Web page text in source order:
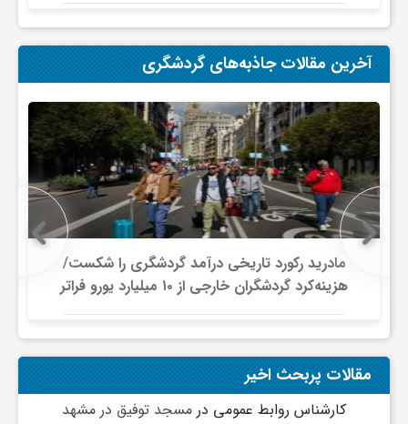
ص
ش
آخرین مقالات جاذبه‌های گردشگری
مادرید رکورد تاریخی درآمد گردشگری را شکست/
هزینه‌کرد گردشگران خارجی از ۱۰ میلیارد یورو فراتر
رفت
مقالات پربحث اخیر
کارشناس روابط عمومی در مسجد توفیق در مشهد